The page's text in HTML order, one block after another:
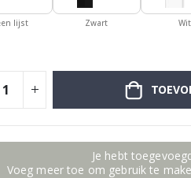
lijst Zwart Wit
Je hebt
Voeg meer toe om gebruik te